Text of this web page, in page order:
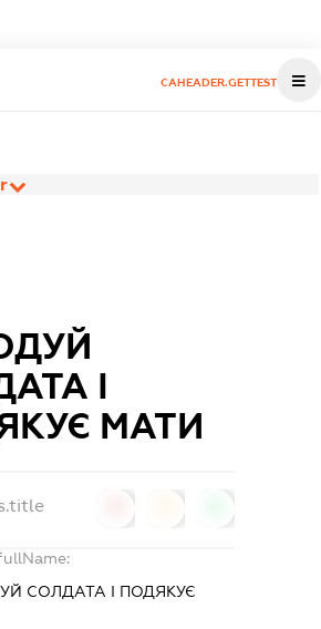
CAHEADER.GETTEST
І
МАТИ
СОЛДАТА І ПОДЯКУЄ